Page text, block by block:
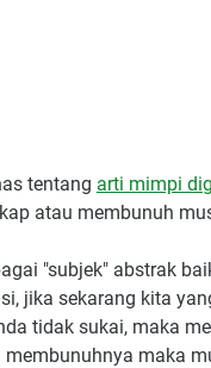
tentang arti mimpi
atau membunuh
"subjek" abstrak
jika sekarang kita
tidak sukai, maka
maka